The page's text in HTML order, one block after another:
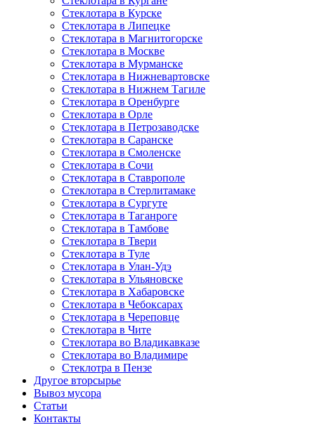
Стеклотара в Курске
Стеклотара в Липецке
Стеклотара в Магнитогорске
Стеклотара в Москве
Стеклотара в Мурманске
Стеклотара в Нижневартовске
Стеклотара в Нижнем Тагиле
Стеклотара в Оренбурге
Стеклотара в Орле
Стеклотара в Петрозаводске
Стеклотара в Саранске
Стеклотара в Смоленске
Стеклотара в Сочи
Стеклотара в Ставрополе
Стеклотара в Стерлитамаке
Стеклотара в Сургуте
Стеклотара в Таганроге
Стеклотара в Тамбове
Стеклотара в Твери
Стеклотара в Туле
Стеклотара в Улан-Удэ
Стеклотара в Ульяновске
Стеклотара в Хабаровске
Стеклотара в Чебоксарах
Стеклотара в Череповце
Стеклотара в Чите
Стеклотара во Владикавказе
Стеклотара во Владимире
Стеклотра в Пензе
Другое вторсырье
Вывоз мусора
Статьи
Контакты